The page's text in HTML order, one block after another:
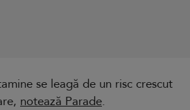
se leagă de un risc crescut
notează Parade.